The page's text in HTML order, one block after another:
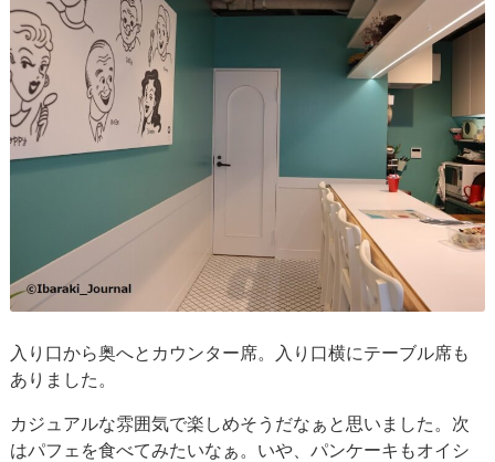
入り口から奥へとカウンター席。入り口横にテーブル席も
ありました。
カジュアルな雰囲気で楽しめそうだなぁと思いました。次
はパフェを食べてみたいなぁ。いや、パンケーキもオイシ